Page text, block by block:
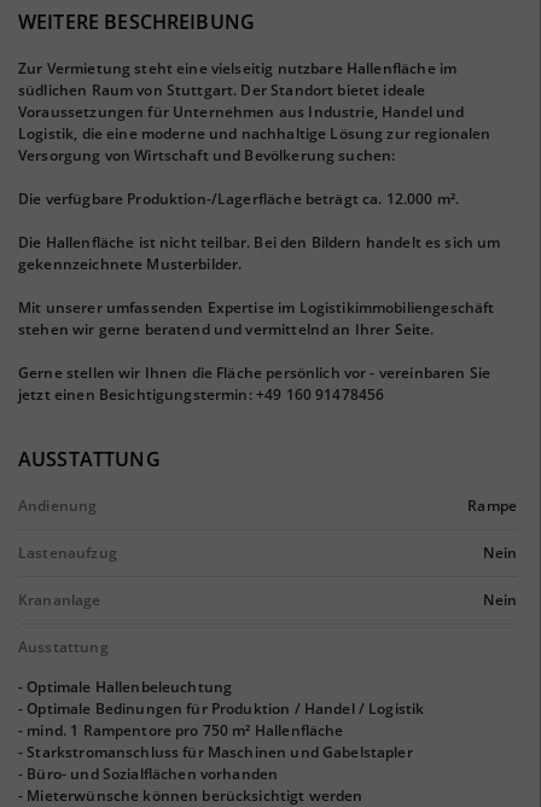
WEITERE BESCHREIBUNG
Zur Vermietung steht eine vielseitig nutzbare Hallenfläche im
südlichen Raum von Stuttgart. Der Standort bietet ideale
Voraussetzungen für Unternehmen aus Industrie, Handel und
Logistik, die eine moderne und nachhaltige Lösung zur regionalen
Versorgung von Wirtschaft und Bevölkerung suchen:
Die verfügbare Produktion-/Lagerfläche beträgt ca. 12.000 m².
Die Hallenfläche ist nicht teilbar. Bei den Bildern handelt es sich um
gekennzeichnete Musterbilder.
Mit unserer umfassenden Expertise im Logistikimmobiliengeschäft
stehen wir gerne beratend und vermittelnd an Ihrer Seite.
Gerne stellen wir Ihnen die Fläche persönlich vor - vereinbaren Sie
jetzt einen Besichtigungstermin: +49 160 91478456
AUSSTATTUNG
Andienung Rampe
Lastenaufzug Nein
Krananlage Nein
Ausstattung
- Optimale Hallenbeleuchtung
- Optimale Bedinungen für Produktion / Handel / Logistik
- mind. 1 Rampentore pro 750 m² Hallenfläche
- Starkstromanschluss für Maschinen und Gabelstapler
- Büro- und Sozialflächen vorhanden
- Mieterwünsche können berücksichtigt werden